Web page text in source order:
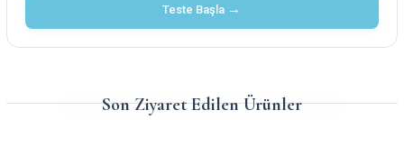
Teste Başla →
Son Ziyaret Edilen Ürünler